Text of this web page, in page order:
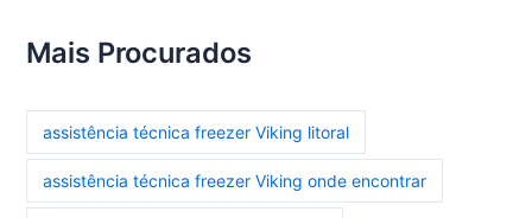
Mais Procurados
assistência técnica freezer Viking litoral
assistência técnica freezer Viking onde encontrar